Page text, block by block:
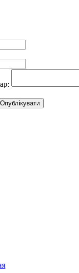
Опублікувати